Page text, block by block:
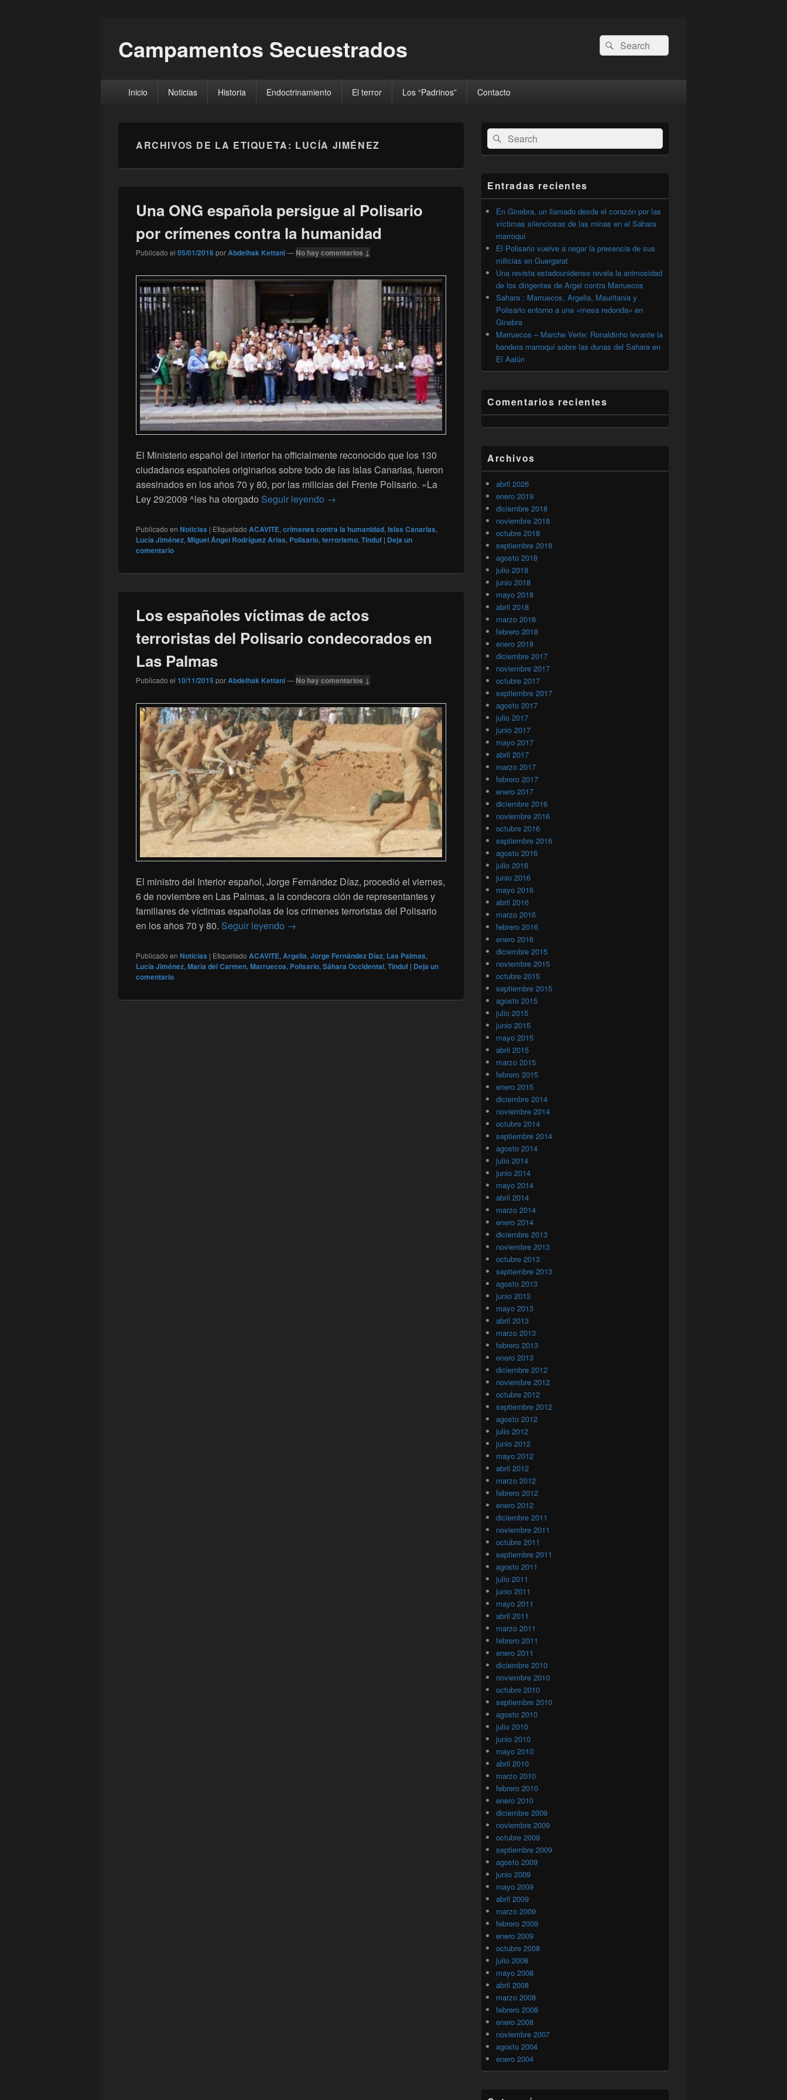
Campamentos Secuestrados
Buscar
por:
Buscar
principalInicio Noticias Historia Endoctrinamiento El terror Los “Padrinos” Contacto
ARCHIVOS DE LA ETIQUETA: LUCÍA JIMÉNEZ
Una ONG española persigue al Polisario
por crímenes contra la humanidad
Publicado el 05/01/2016porAbdelhak Kettani— No hay comentarios ↓
El Ministerio español del interior ha officialmente reconocido que los 130
ciudadanos españoles originarios sobre todo de las islas Canarias, fueron
asesinados en los años 70 y 80, por las milicias del Frente Polisario. «La
Ley 29/2009 ^les ha otorgado Seguir leyendo Una ONG española persigue al Polisario por crímenes contra la humanidad
→
Publicado en Noticias | Etiquetado ACAVITE, crímenes contra la humanidad, Islas Canarias,
Lucía Jiménez, Miguel Ángel Rodríguez Arias, Polisario, terrorismo, Tinduf | Deja un
comentario
Los españoles víctimas de actos
terroristas del Polisario condecorados en
Las Palmas
Publicado el 10/11/2015 porAbdelhak Kettani— No hay comentarios ↓
El ministro del Interior español, Jorge Fernández Díaz, procedió el viernes,
6 de noviembre en Las Palmas, a la condecora ción de representantes y
familiares de víctimas españolas de los crimenes terroristas del Polisario
en los años 70 y 80. Seguir leyendo Los españoles víctimas de actos terroristas del Polisario condecorados en Las Palmas
→
Publicado en Noticias | Etiquetado ACAVITE, Argelia, Jorge Fernández Díaz, Las Palmas,
Lucía Jiménez, María del Carmen, Marruecos, Polisario, Sáhara Occidental, Tinduf | Deja un
comentario
El
área
de
widget
lateral
primaria
Buscar
por:
Buscar
Entradas recientes
En Ginebra, un llamado desde el corazón por las
víctimas silenciosas de las minas en el Sáhara
marroquí
El Polisario vuelve a negar la presencia de sus
milicias en Guergarat
Una revista estadounidense revela la animosidad
de los dirigentes de Argel contra Marruecos
Sahara : Marruecos, Argelia, Mauritania y
Polisario entorno a una «mesa redonda» en
Ginebra
Marruecos – Marche Verte: Ronaldinho levante la
bandera marroquí sobre las dunas del Sahara en
El Aaiún
Comentarios recientes
Archivos
abril 2026
enero 2019
diciembre 2018
noviembre 2018
octubre 2018
septiembre 2018
agosto 2018
julio 2018
junio 2018
mayo 2018
abril 2018
marzo 2018
febrero 2018
enero 2018
diciembre 2017
noviembre 2017
octubre 2017
septiembre 2017
agosto 2017
julio 2017
junio 2017
mayo 2017
abril 2017
marzo 2017
febrero 2017
enero 2017
diciembre 2016
noviembre 2016
octubre 2016
septiembre 2016
agosto 2016
julio 2016
junio 2016
mayo 2016
abril 2016
marzo 2016
febrero 2016
enero 2016
diciembre 2015
noviembre 2015
octubre 2015
septiembre 2015
agosto 2015
julio 2015
junio 2015
mayo 2015
abril 2015
marzo 2015
febrero 2015
enero 2015
diciembre 2014
noviembre 2014
octubre 2014
septiembre 2014
agosto 2014
julio 2014
junio 2014
mayo 2014
abril 2014
marzo 2014
enero 2014
diciembre 2013
noviembre 2013
octubre 2013
septiembre 2013
agosto 2013
junio 2013
mayo 2013
abril 2013
marzo 2013
febrero 2013
enero 2013
diciembre 2012
noviembre 2012
octubre 2012
septiembre 2012
agosto 2012
julio 2012
junio 2012
mayo 2012
abril 2012
marzo 2012
febrero 2012
enero 2012
diciembre 2011
noviembre 2011
octubre 2011
septiembre 2011
agosto 2011
julio 2011
junio 2011
mayo 2011
abril 2011
marzo 2011
febrero 2011
enero 2011
diciembre 2010
noviembre 2010
octubre 2010
septiembre 2010
agosto 2010
julio 2010
junio 2010
mayo 2010
abril 2010
marzo 2010
febrero 2010
enero 2010
diciembre 2009
noviembre 2009
octubre 2009
septiembre 2009
agosto 2009
junio 2009
mayo 2009
abril 2009
marzo 2009
febrero 2009
enero 2009
octubre 2008
julio 2008
mayo 2008
abril 2008
marzo 2008
febrero 2008
enero 2008
noviembre 2007
agosto 2004
enero 2004